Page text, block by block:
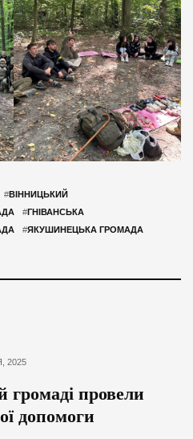
#ВІННИЦЬКИЙ
#ГНІВАНСЬКА
#ЯКУШИНЕЦЬКА ГРОМАДА
2025
провели
допомоги